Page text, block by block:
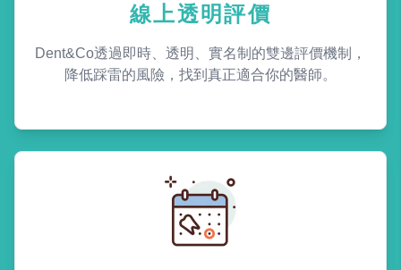
線上透明評價
Dent&Co透過即時、透明、實名制的雙邊評價機制，
降低踩雷的風險，找到真正適合你的醫師。